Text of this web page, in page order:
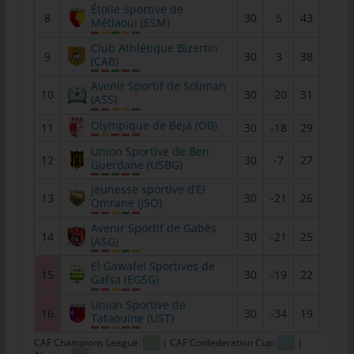
8
Étoile Sportive de
Métlaoui (ESM)
30 5 43
9
Club Athlétique Bizertin
(CAB)
30 3 38
10
Avenir Sportif de Soliman
(ASS)
30 -20 31
11 Olympique de Béjà (OB) 30 -18 29
12
Union Sportive de Ben
Guerdane (USBG)
30 -7 27
13
Jeunesse sportive d’El
Omrane (JSO)
30 -21 26
14
Avenir Sportif de Gabès
(ASG)
30 -21 25
15
El Gawafel Sportives de
Gafsa (EGSG)
30 -19 22
16
Union Sportive de
Tataouine (UST)
30 -34 19
CAF Champions League: | CAF Confederation Cup:
|
Personen, die unter der unmittelbaren Verantwortung des
Verantwortlichen oder des Auftragsverarbeiters befugt sind, die
personenbezogenen Daten zu verarbeiten.
k) Einwilligung
Einwilligung ist jede von der betroffenen Person freiwillig für den
bestimmten Fall in informierter Weise und unmissverständlich
abgegebene Willensbekundung in Form einer Erklärung oder
einer sonstigen eindeutigen bestätigenden Handlung, mit der
die betroffene Person zu verstehen gibt, dass sie mit der
Verarbeitung der sie betreffenden personenbezogenen Daten
einverstanden ist.
Name und Anschrift des für die
Verarbeitung Verantwortlichen
Verantwortlicher im Sinne der Datenschutz-Grundverordnung,
sonstiger in den Mitgliedstaaten der Europäischen Union
geltenden Datenschutzgesetze und anderer Bestimmungen mit
datenschutzrechtlichem Charakter ist: